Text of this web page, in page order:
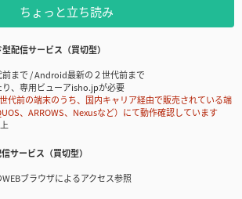
ちょっと立ち読み
配信サービス（買切型）
前まで / Android最新の２世代前まで
、専用ビューアisho.jpが必要
前の端末のうち、国内キャリア経由で販売されている端
、ARROWS、Nexusなど）にて動作確認しています
サービス（買切型）
ブラウザによるアクセス参照